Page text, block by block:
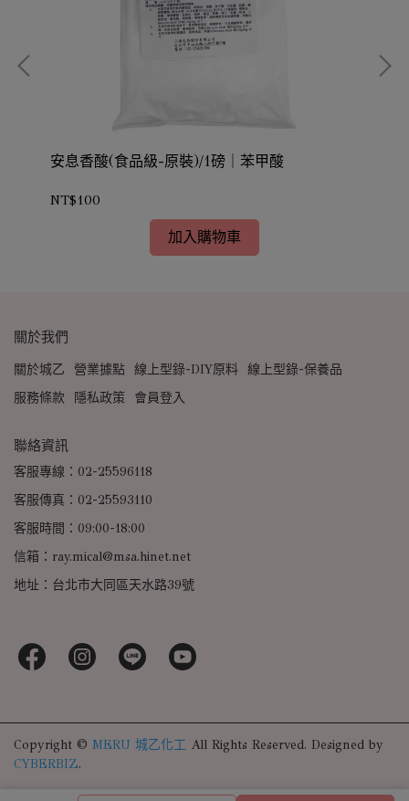
安息香酸(食品級-原裝)/1磅｜苯甲酸
NT$100
加入購物車
關於我們
關於城乙 營業據點 線上型錄-DIY原料 線上型錄-保養品
服務條款
隱私政策 會員登入
聯絡資訊
客服專線：02-25596118
客服傳真：02-25593110
客服時間：09:00-18:00
信箱：ray.mical@msa.hinet.net
地址：台北市大同區天水路39號
Copyright © MERU 城乙化工 All Rights Reserved. Designed by
CYBERBIZ.